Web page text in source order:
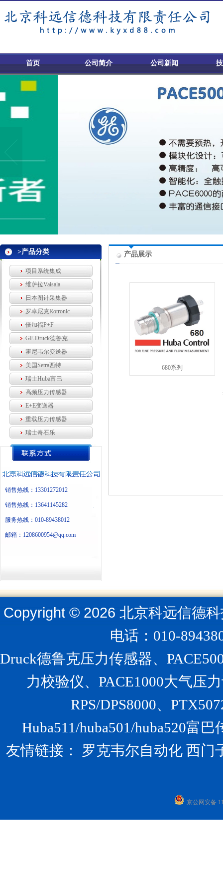
首页 公司简介 公司新闻
>产品分类
项目系统集成
维萨拉Vaisala
日本图计采集器
罗卓尼克Rotronic
倍加福P+F
GE Druck德鲁克
霍尼韦尔变送器
美国Setra西特
瑞士Huba富巴
高频压力传感器
E+E变送器
重载压力传感器
瑞士奇石乐
销售热线：13301272012
销售热线：13641145282
服务热线：010-89438012
邮箱：1208600954@qq.com
产品展示
680系列
Copyright © 2026北京科远信德
电话：010-
Druck德鲁克压力传感器、
力校验仪、PACE1000大气压
RPS/DPS8000、
Huba511/huba501/huba520富
友情链接： 罗克韦尔自动化 西门
京公网安备